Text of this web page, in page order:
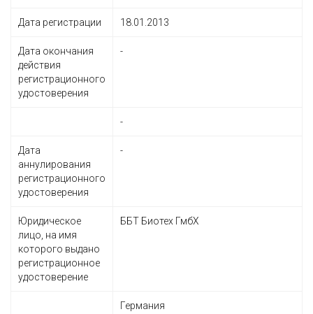
Дата регистрации 18.01.2013
Дата окончания
действия
регистрационного
удостоверения
-
-
Дата
аннулирования
регистрационного
удостоверения
-
Юридическое
лицо, на имя
которого выдано
регистрационное
удостоверение
ББТ Биотех ГмбХ
Германия